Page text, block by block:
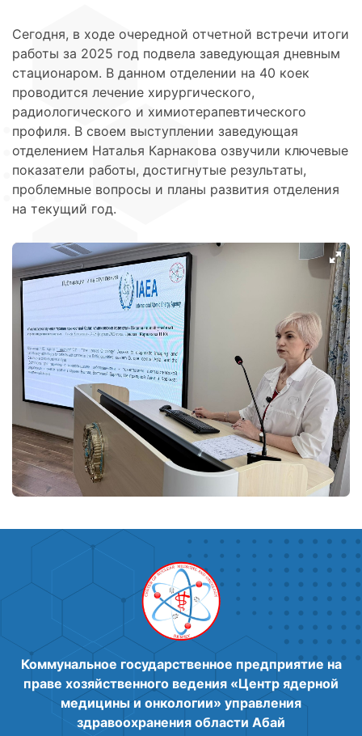
Сегодня, в ходе очередной отчетной встречи итоги
работы за 2025 год подвела заведующая дневным
стационаром. В данном отделении на 40 коек
проводится лечение хирургического,
радиологического и химиотерапевтического
профиля. В своем выступлении заведующая
отделением Наталья Карнакова озвучили ключевые
показатели работы, достигнутые результаты,
проблемные вопросы и планы развития отделения
на текущий год.
Коммунальное государственное предприятие на
праве хозяйственного ведения «Центр ядерной
медицины и онкологии» управления
здравоохранения области Абай